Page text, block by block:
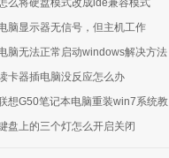
么将硬盘模式改成ide兼容模式
脑显示器无信号，但主机工作
脑无法正常启动windows解决方法
卡器插电脑没反应怎么办
想G50笔记本电脑重装win7系统教
盘上的三个灯怎么开启关闭